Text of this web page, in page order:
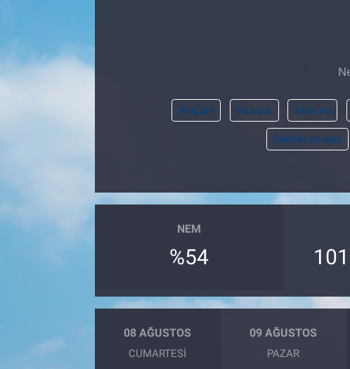
Alaçam Asarcık Atakum
Ondokuzmayıs
NEM
%54
08 AĞUSTOS
CUMARTESI
09 AĞUSTOS
PAZAR
Et fiyatları
Üretici Birlikleri